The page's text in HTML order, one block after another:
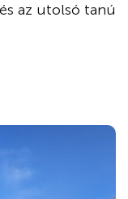
az utolsó tanú